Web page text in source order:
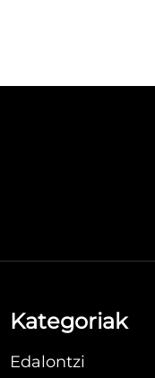
Kategoriak
Edalontzi